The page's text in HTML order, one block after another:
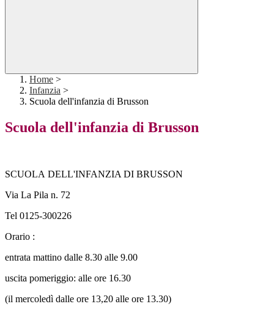
Home >
Infanzia >
Scuola dell'infanzia di Brusson
Scuola dell'infanzia di Brusson
SCUOLA DELL'INFANZIA DI BRUSSON
Via La Pila n. 72
Tel 0125-300226
Orario :
entrata mattino dalle 8.30 alle 9.00
uscita pomeriggio: alle ore 16.30
(il mercoledì dalle ore 13,20 alle ore 13.30)